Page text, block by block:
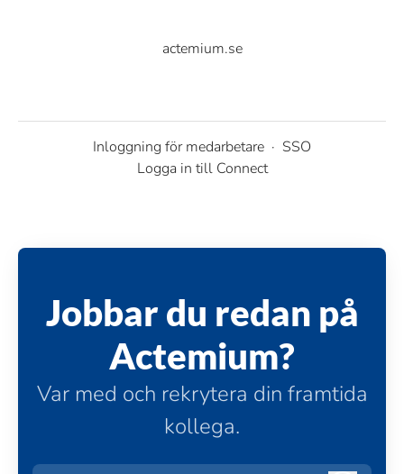
actemium.se
Inloggning för medarbetare · SSO
Logga in till Connect
Jobbar du redan på
Actemium?
Var med och rekrytera din framtida
kollega.